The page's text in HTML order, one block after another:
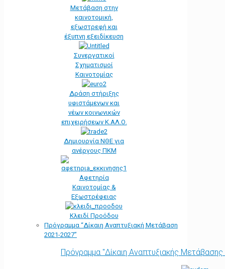
Μετάβαση στην
καινοτομική,
εξωστρεφή και
έξυπνη εξειδίκευση
Συνεργατικοί
Σχηματισμοί
Καινοτομίας
Δράση στήριξης
υφιστάμενων και
νέων κοινωνικών
επιχειρήσεων Κ.ΑΛ.Ο.
Δημιουργία ΝΘΕ για
ανέργους ΠΚΜ
Αφετηρία
Kαινοτομίας &
Εξωστρέφειας
Κλειδί Προόδου
Πρόγραμμα “Δίκαιη Αναπτυξιακή Μετάβαση
2021-2027”
Πρόγραμμα "Δίκαιη Αναπτυξιακής